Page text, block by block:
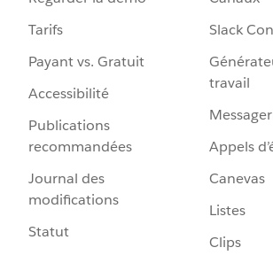
Tarifs
Payant vs. Gratuit
Accessibilité
Publications
recommandées
Journal des
modifications
Statut
Slack
travail
Appels
Canevas
Listes
Clips